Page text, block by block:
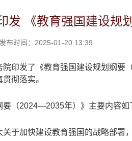
发 《教育强国建设规
发布时间：2025-01-20 13:39
印发了《教育强国建设规划纲要
彻落实。
要（2024—2035年）》主要内容如
于加快建设教育强国的战略部署